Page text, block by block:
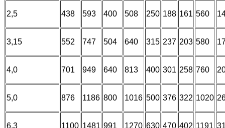
2,5 438 593 400 508 250 188 161 560
3,15 552 747 504 640 315 237 203 580
4,0 701 949 640 813 400 301 258 760
5,0 876 1186 800 1016 500 376 322 1020
6,3 1100 1481 991 1270 630 470 402 1191